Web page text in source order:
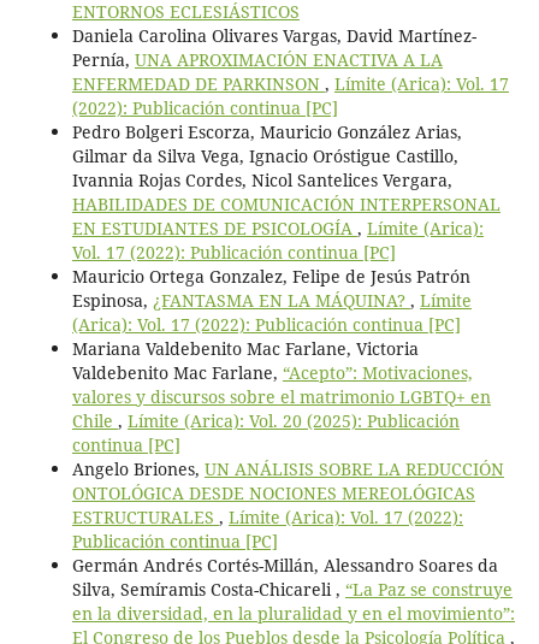
ENTORNOS ECLESIÁSTICOS
Daniela Carolina Olivares Vargas, David Martínez-
Pernía, UNA APROXIMACIÓN ENACTIVA A LA
ENFERMEDAD DE PARKINSON , Límite (Arica): Vol. 17
(2022): Publicación continua [PC]
Pedro Bolgeri Escorza, Mauricio González Arias,
Gilmar da Silva Vega, Ignacio Oróstigue Castillo,
Ivannia Rojas Cordes, Nicol Santelices Vergara,
HABILIDADES DE COMUNICACIÓN INTERPERSONAL
EN ESTUDIANTES DE PSICOLOGÍA , Límite (Arica):
Vol. 17 (2022): Publicación continua [PC]
Mauricio Ortega Gonzalez, Felipe de Jesús Patrón
Espinosa, ¿FANTASMA EN LA MÁQUINA? , Límite
(Arica): Vol. 17 (2022): Publicación continua [PC]
Mariana Valdebenito Mac Farlane, Victoria
Valdebenito Mac Farlane, “Acepto”: Motivaciones,
valores y discursos sobre el matrimonio LGBTQ+ en
Chile , Límite (Arica): Vol. 20 (2025): Publicación
continua [PC]
Angelo Briones, UN ANÁLISIS SOBRE LA REDUCCIÓN
ONTOLÓGICA DESDE NOCIONES MEREOLÓGICAS
ESTRUCTURALES , Límite (Arica): Vol. 17 (2022):
Publicación continua [PC]
Germán Andrés Cortés-Millán, Alessandro Soares da
Silva, Semíramis Costa-Chicareli , “La Paz se construye
en la diversidad, en la pluralidad y en el movimiento”:
El Congreso de los Pueblos desde la Psicología Política ,